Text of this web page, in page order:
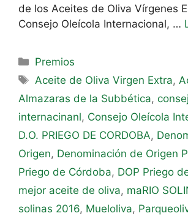
de los Aceites de Oliva Vírgenes
Consejo Oleícola Internacional, …
Premios
Aceite de Oliva Virgen Extra,
Almazaras de la Subbética,
internacinanl, Consejo Oleícola
D.O. PRIEGO DE CORDOBA,
Origen, Denominación de Origen
Priego de Córdoba, DOP Priego
mejor aceite de oliva, maRIO
solinas 2016, Mueloliva,